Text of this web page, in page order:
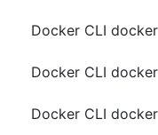
Docker CLI
Docker CLI
Docker CLI